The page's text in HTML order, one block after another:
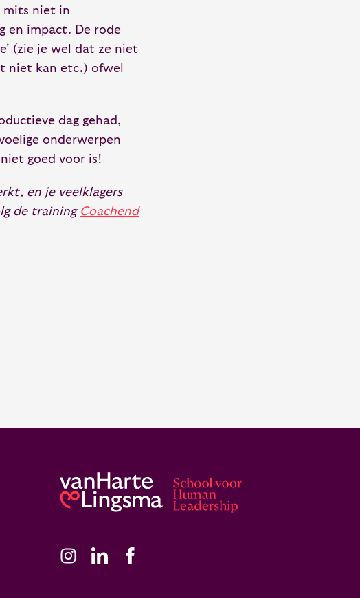
mits niet in
en impact. De rode
(zie je wel dat ze niet
niet kan etc.) ofwel
dag gehad,
onderwerpen
goed voor is!
en je veelklagers
de training Coachend